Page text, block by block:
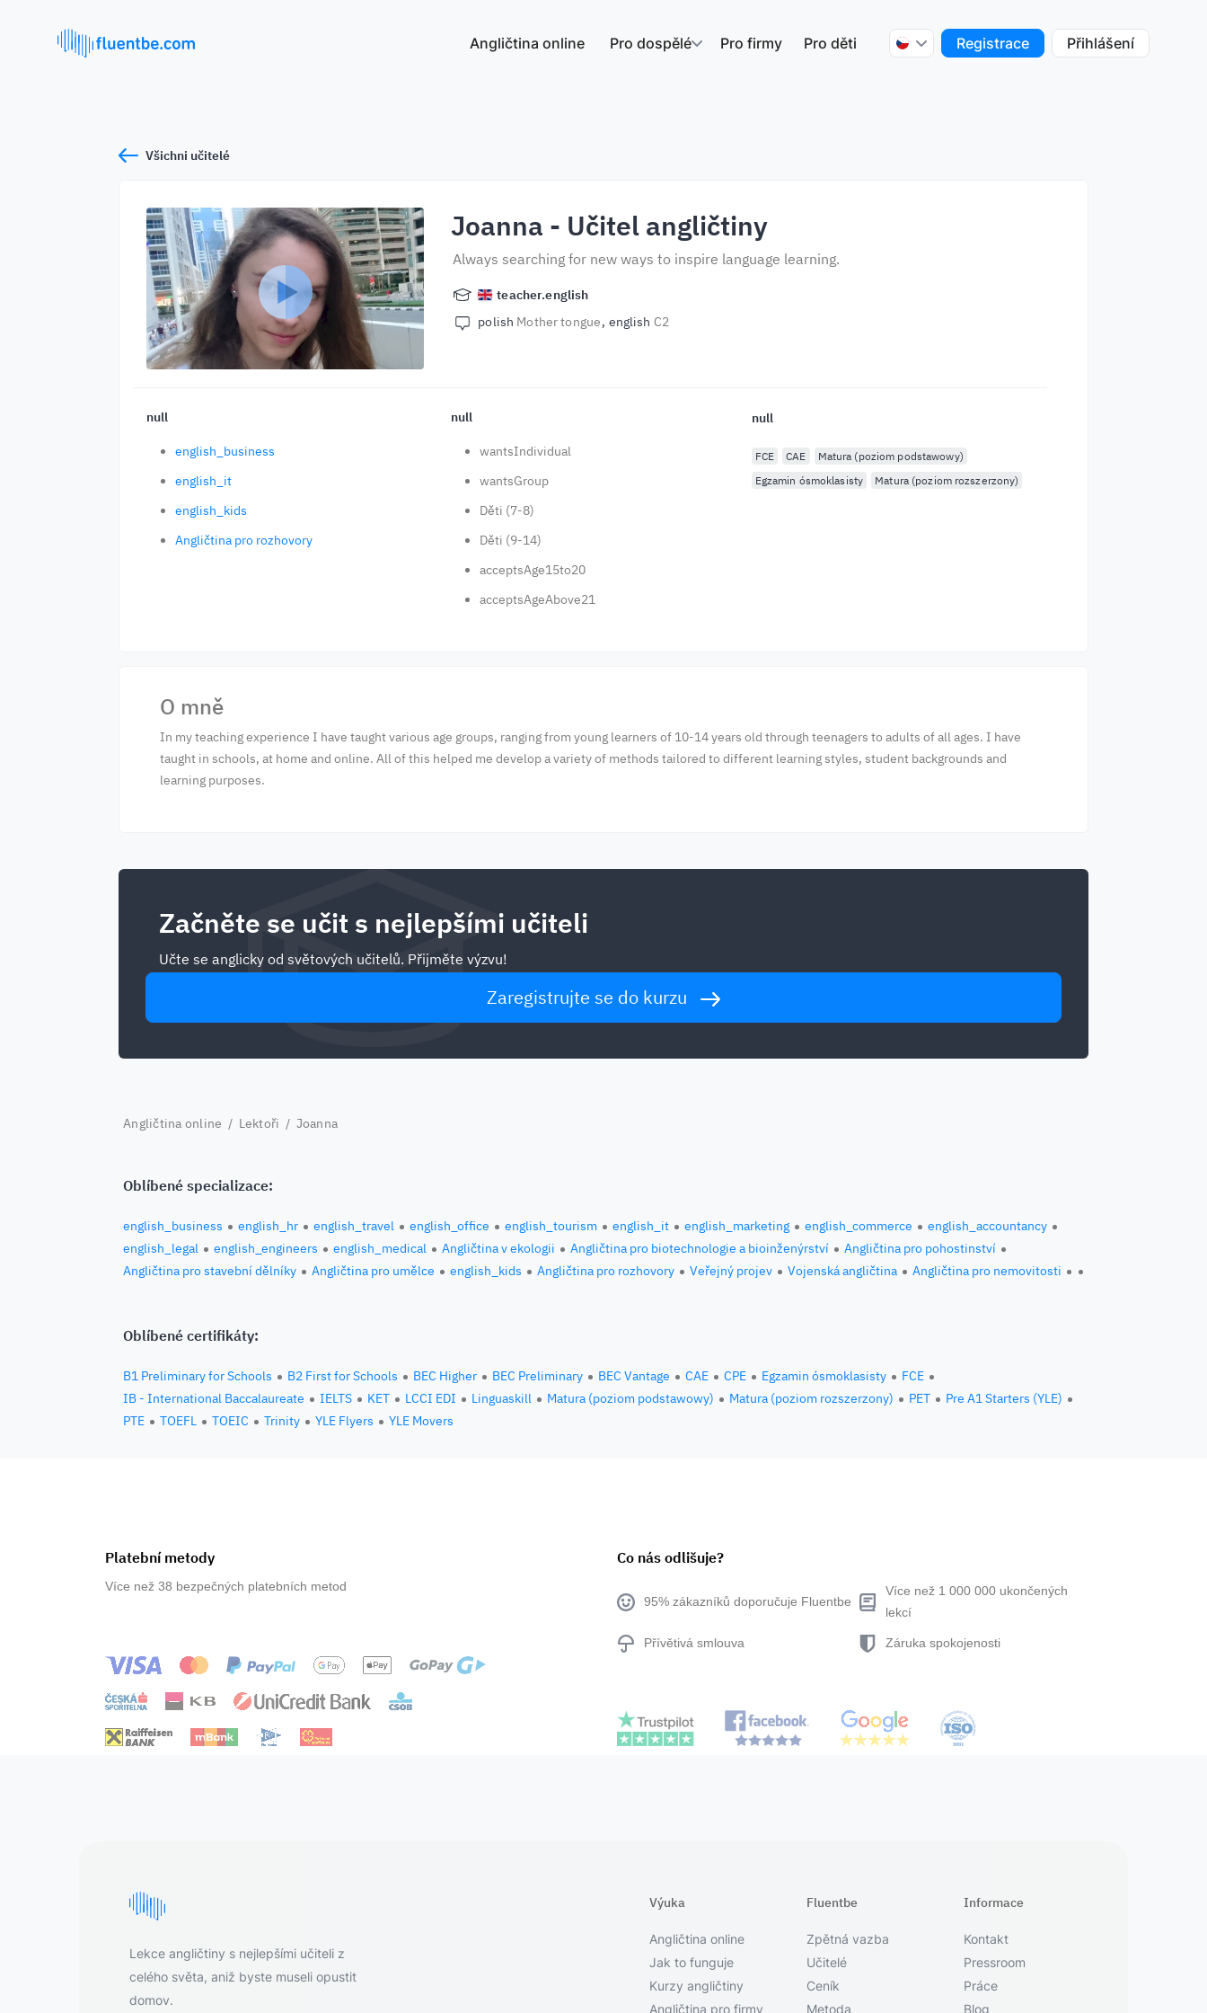
Angličtina online Pro dospělé Pro firmy Pro děti Registrace Přihlášení
Všichni učitelé
Joanna - Učitel angličtiny
Always searching for new ways to inspire language learning.
teacher.english
polish Mother tongue english C2
null
english_business
english_it
english_kids
Angličtina pro rozhovory
null
wantsIndividual
wantsGroup
Děti (7-8)
Děti (9-14)
acceptsAge15to20
acceptsAgeAbove21
null
FCE CAE
Matura (poziom podstawowy)
Egzamin ósmoklasisty
Matura (poziom rozszerzony)
O mně
In my teaching experience I have taught various age groups, ranging from young learners of 10-14 years old through teenagers to adults of all ages. I have
taught in schools, at home and online. All of this helped me develop a variety of methods tailored to different learning styles, student backgrounds and
learning purposes.
Začněte se učit s nejlepšími učiteli
Učte se anglicky od světových učitelů. Přijměte výzvu!
Zaregistrujte se do kurzu
Angličtina online / Lektoři / Joanna
Oblíbené specializace:
english_business english_hr english_travel english_office english_tourism english_it english_marketing english_commerce
english_accountancy
english_legal
english_engineers english_medical Angličtina v ekologii Angličtina pro biotechnologie a bioinženýrství
Angličtina pro pohostinství
Angličtina pro stavební dělníky
Angličtina pro umělce english_kids Angličtina pro rozhovory Veřejný projev Vojenská angličtina Angličtina pro nemovitosti
Oblíbené certifikáty:
B1 Preliminary for Schools B2 First for Schools BEC Higher BEC Preliminary BEC Vantage CAE CPE Egzamin ósmoklasisty
FCE
IB - International Baccalaureate
IELTS KET LCCI EDI Linguaskill Matura (poziom podstawowy) Matura (poziom rozszerzony) PET
Pre A1 Starters (YLE)
PTE
TOEFL TOEIC Trinity YLE Flyers YLE Movers
Platební metody
Více než 38 bezpečných platebních metod
Co nás odlišuje?
95% zákazníků doporučuje Fluentbe
Více než 1 000 000 ukončených
lekcí
Přívětivá smlouva Záruka spokojenosti
Lekce angličtiny s nejlepšími učiteli z
celého světa, aniž byste museli opustit
domov.
Výuka
Angličtina online
Jak to funguje
Kurzy angličtiny
Angličtina pro firmy
Fluentbe
Zpětná vazba
Učitelé
Ceník
Metoda
Informace
Kontakt
Pressroom
Práce
Blog